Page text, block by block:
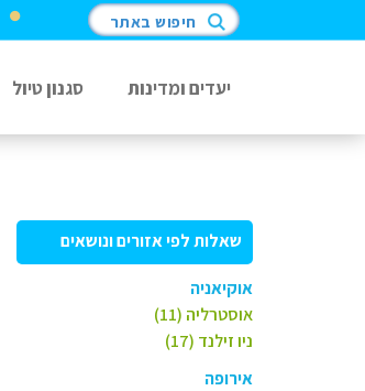
חיפוש באתר
יעדים ומדינות סגנון טיול
שאלות לפי אזורים ונושאים
אוקיאניה
אוסטרליה (11)
ניו זילנד (17)
אירופה